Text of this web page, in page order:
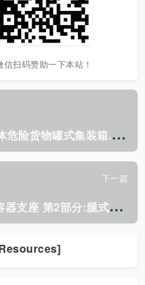
扫码赞助一下本站！
N
B/T 47064-2017 液体危险货物罐式集装箱.pdf
下一篇
N
B/T 47065.2-2018 容器支座 第2部分:腿式支座.pdf